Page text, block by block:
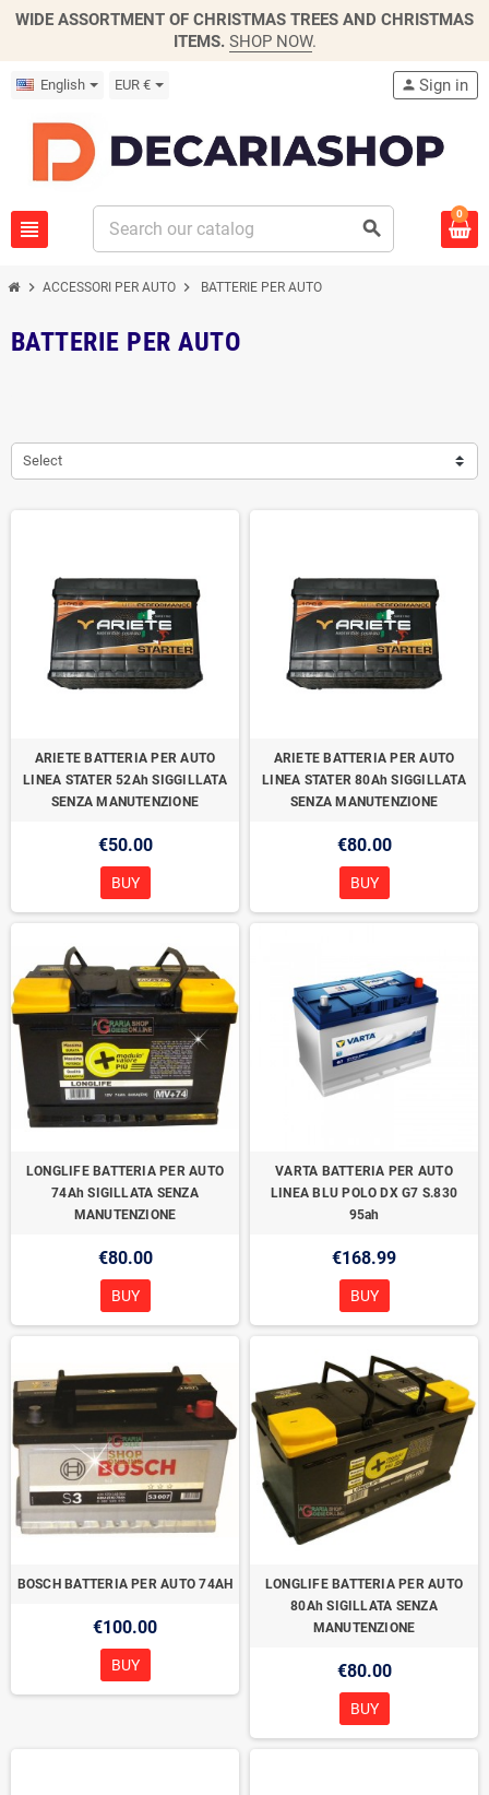
WIDE ASSORTMENT OF CHRISTMAS TREES AND CHRISTMAS
ITEMS. SHOP NOW.
English EUR €
view_headline search
person Sign in
0
chevron_right ACCESSORI PER AUTO chevron_right BATTERIE PER AUTO
BATTERIE PER AUTO
Select
ARIETE BATTERIA PER AUTO
LINEA STATER 52Ah SIGGILLATA
SENZA MANUTENZIONE
€50.00
BUY
ARIETE BATTERIA PER AUTO
LINEA STATER 80Ah SIGGILLATA
SENZA MANUTENZIONE
€80.00
BUY
LONGLIFE BATTERIA PER AUTO
74Ah SIGILLATA SENZA
MANUTENZIONE
€80.00
BUY
VARTA BATTERIA PER AUTO
LINEA BLU POLO DX G7 S.830
95ah
€168.99
BUY
BOSCH BATTERIA PER AUTO 74AH
€100.00
BUY
LONGLIFE BATTERIA PER AUTO
80Ah SIGILLATA SENZA
MANUTENZIONE
€80.00
BUY